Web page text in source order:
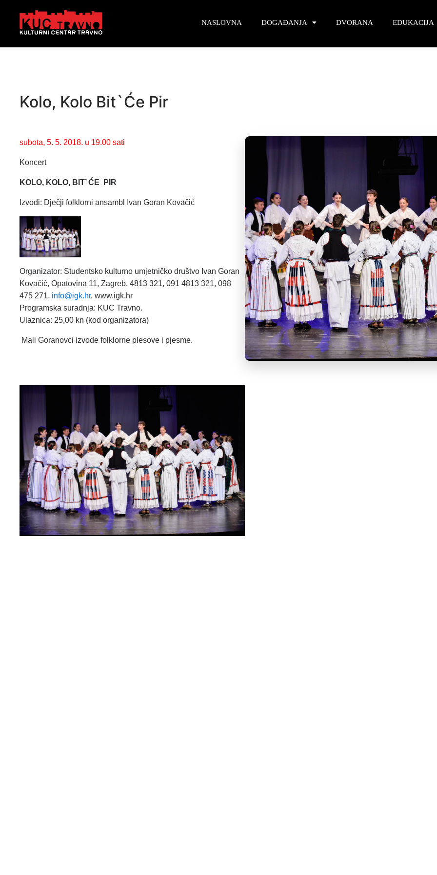
NASLOVNA DOGAĐANJA DVORANA EDUKACIJA
Kolo, Kolo Bit`će Pir
subota, 5. 5. 2018. u 19.00 sati
Koncert
KOLO, KOLO, BIT’ ĆE PIR
Izvodi: Dječji folklorni ansambl Ivan Goran Kovačić
Organizator: Studentsko kulturno umjetničko društvo Ivan Goran
Kovačić, Opatovina 11, Zagreb, 4813 321, 091 4813 321, 098
475 271, info@igk.hr, www.igk.hr
Programska suradnja: KUC Travno.
Ulaznica: 25,00 kn (kod organizatora)
Mali Goranovci izvode folklorne plesove i pjesme.